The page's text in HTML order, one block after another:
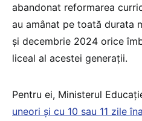
abandonat reformarea
au amânat pe toată durata
și decembrie 2024 orice
liceal al acestei generații.
Pentru ei, Ministerul
uneori și cu 10 sau 11 zile